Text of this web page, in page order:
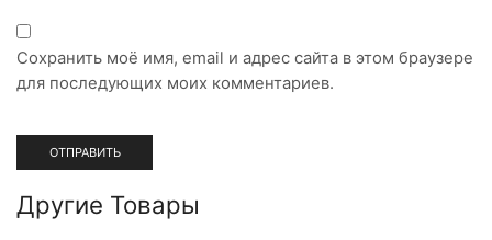
Сохранить моё имя, email и адрес сайта в этом браузере
для последующих моих комментариев.
Другие Товары